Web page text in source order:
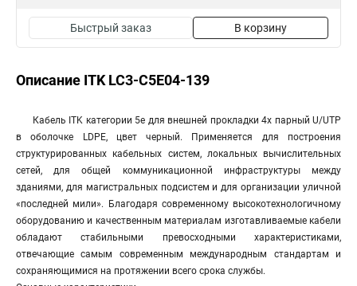
Быстрый заказ В корзину
Описание ITK LC3-C5E04-139
Кабель ITK категории 5е для внешней прокладки 4х парный U/UTP
в оболочке LDPE, цвет черный. Применяется для построения
структурированных кабельных систем, локальных вычислительных
сетей, для общей коммуникационной инфраструктуры между
зданиями, для магистральных подсистем и для организации уличной
«последней мили». Благодаря современному высокотехнологичному
оборудованию и качественным материалам изготавливаемые кабели
обладают стабильными превосходными характеристиками,
отвечающие самым современным международным стандартам и
сохраняющимися на протяжении всего срока службы.